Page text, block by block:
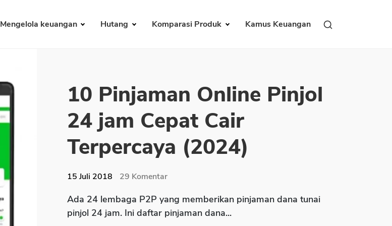
Mengelola keuangan Hutang Komparasi Produk Kamus Keuangan
10 Pinjaman Online Pinjol
24 jam Cepat Cair
Terpercaya (2024)
15 Juli 2018 29 Komentar
Ada 24 lembaga P2P yang memberikan pinjaman dana tunai
pinjol 24 jam. Ini daftar pinjaman dana...